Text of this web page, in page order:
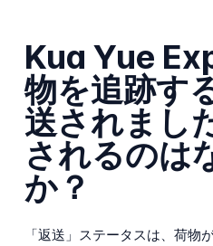
Kua Yue
物を追跡す
送されまし
されるのは
か？
「返送」ステータスは、荷物